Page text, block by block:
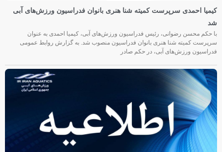
کیمیا احمدی سرپرست کمیته شنا هنری بانوان فدراسیون ورزش‌های آبی
شد
با حکم محسن رضوانی، رئیس فدراسیون ورزش‌های آبی، کیمیا احمدی به عنوان
سرپرست کمیته شنا هنری بانوان فدراسیون منصوب شد. به گزارش روابط عمومی
فدراسیون ورزش‌های آبی، در حکم صادر